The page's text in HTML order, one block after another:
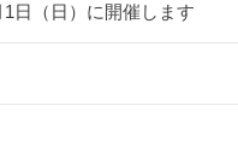
日（日）に開催します